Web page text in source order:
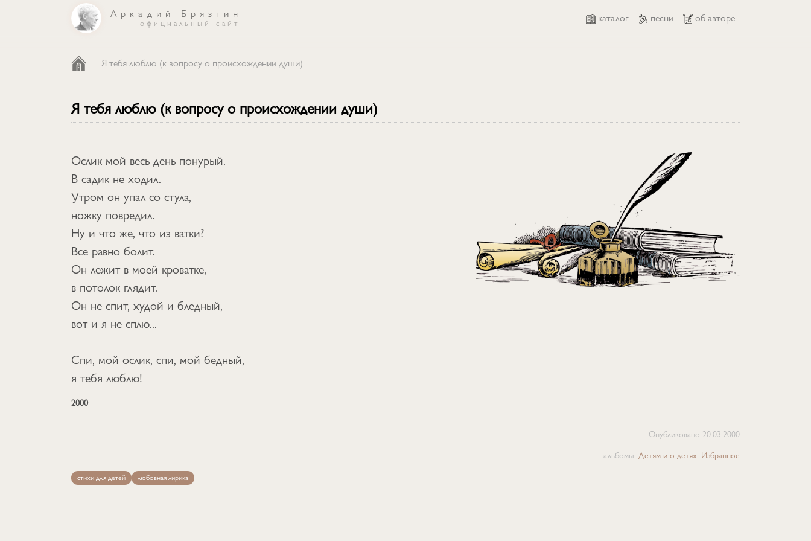
Аркадий Брязгин
официальный сайт каталог песни об авторе
Я тебя люблю (к вопросу о происхождении души)
Я тебя люблю (к вопросу о происхождении души)
Ослик мой весь день понурый.
В садик не ходил.
Утром он упал со стула,
ножку повредил.
Ну и что же, что из ватки?
Все равно болит.
Он лежит в моей кроватке,
в потолок глядит.
Он не спит, худой и бледный,
вот и я не сплю...
Cпи, мой ослик, спи, мой бедный,
я тебя люблю!
2000
Опубликовано 20.03.2000
альбомы: Детям и о детях Избранное
стихи для детей любовная лирика